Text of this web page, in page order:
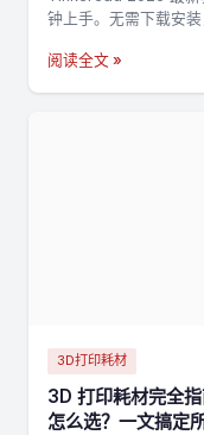
钟上手。无需下载安
阅读全文 »
3D打印耗材
3D 打印耗材完全
怎么选？一文搞定